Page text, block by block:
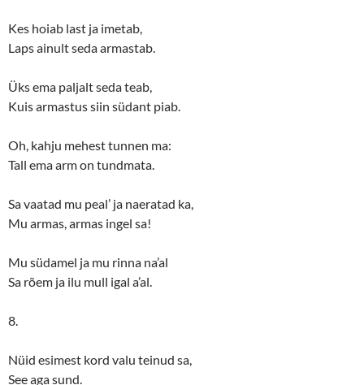
Kes hoiab last ja imetab,
Laps ainult seda armastab.
Üks ema paljalt seda teab,
Kuis armastus siin südant piab.
Oh, kahju mehest tunnen ma:
Tall ema arm on tundmata.
Sa vaatad mu peal’ ja naeratad ka,
Mu armas, armas ingel sa!
Mu südamel ja mu rinna na’al
Sa rõem ja ilu mull igal a’al.
8.
Nüid esimest kord valu teinud sa,
See aga sund.